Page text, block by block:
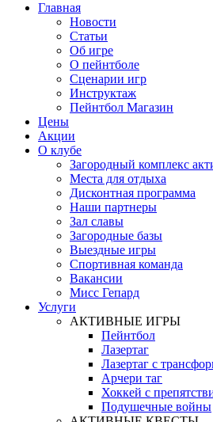
Главная
Новости
Статьи
Об игре
О пейнтболе
Сценарии игр
Инструктаж
Пейнтбол Магазин
Цены
Акции
О клубе
Загородный комплекс
Места для отдыха
Дисконтная программа
Наши партнеры
Зал славы
Загородные базы
Выездные игры
Спортивная команда
Вакансии
Мисс Гепард
Услуги
АКТИВНЫЕ ИГРЫ
Пейнтбол
Лазертаг
Лазертаг с
Арчери таг
Хоккей с
Подушечные войны